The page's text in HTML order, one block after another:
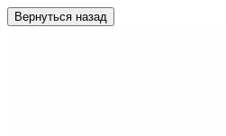
Вернуться назад